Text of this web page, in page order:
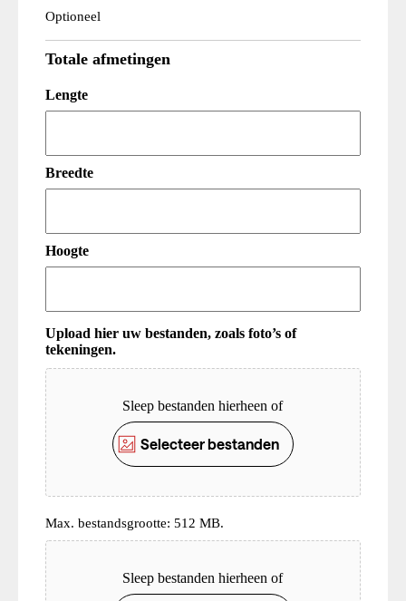
Optioneel
Totale afmetingen
Lengte
Breedte
Hoogte
Upload hier uw bestanden, zoals foto’s of
tekeningen.
Upload
Sleep bestanden hierheen of
Selecteer bestanden
Max. bestandsgrootte: 512 MB.
Upload
Sleep bestanden hierheen of